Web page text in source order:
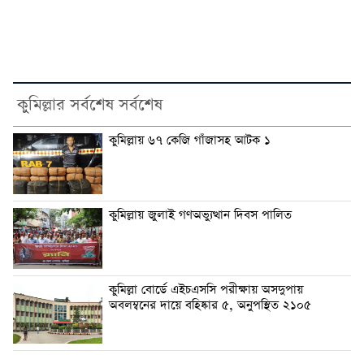
কুমিল্লার সর্বশেষ সর্বশেষ
কুমিল্লায় ৬৭ কেজি গাঁজাসহ আটক ১
কুমিল্লায় জুলাই গণঅভ্যুত্থান দিবস পালিত
কুমিল্লা বোর্ডে এইচএসসি পরীক্ষায় অসদুপায়
অবলম্বনের দায়ে বহিষ্কার ৫, অনুপস্থিত ২১০৫